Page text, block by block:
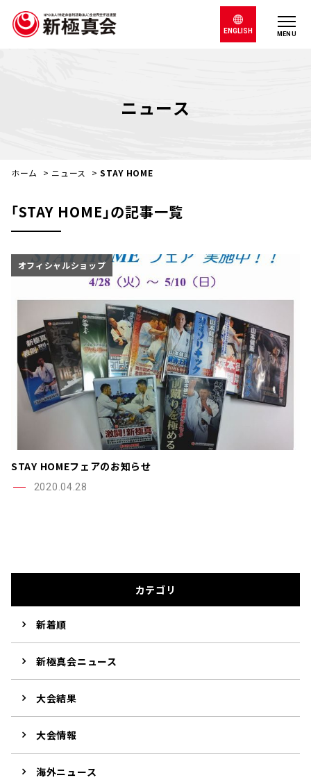
MENU
ENGLISH
ニュース
ホーム > ニュース >STAY HOME
｢STAY HOME｣の記事一覧
オフィシャルショップ
STAY HOMEフェアのお知らせ
2020.04.28
カテゴリ
新着順
新極真会ニュース
大会結果
大会情報
海外ニュース